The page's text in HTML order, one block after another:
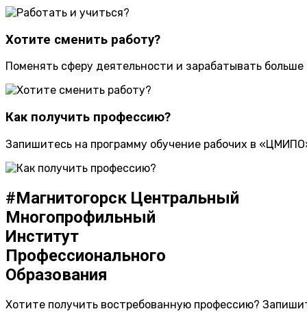
Хотите сменить работу?
Поменять сферу деятельности и зарабатывать больше
Как получить профессию?
Запишитесь на программу обучение рабочих в
#Магнитогорск Центральный
Многопрофильный
Институт
Профессионального
Образования
Хотите получить востребованную профессию?